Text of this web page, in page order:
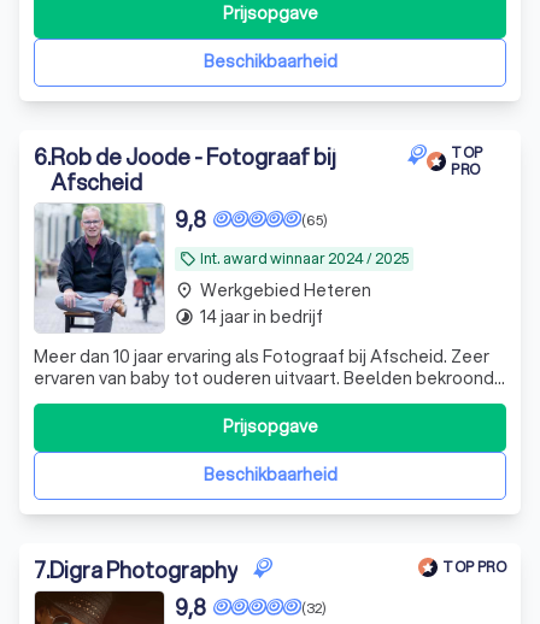
Beschikbaarheid
Prijsopgave
6.Rob de Joode - Fotograaf bij
Afscheid
TOP
PRO
local_offer Int. award winnaar 2024 / 2025
(65)
9,8
Meer dan 10 jaar ervaring als Fotograaf bij Afscheid. Zeer
ervaren van baby tot ouderen uitvaart. Beelden bekroond
met een Int. award. ✔ Tarief €550,- t/m €847,- (all-in)
Beschikbaarheid
Prijsopgave
place Werkgebied Heteren
timelapse 14 jaar in bedrijf
7.Digra Photography TOP PRO
(32)
9,8